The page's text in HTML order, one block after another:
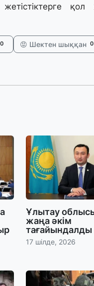
қол
0 😡 Шектен шыққан 0
Ұлытау
жаңа әкім
тағайындалды
17 шілде, 2026